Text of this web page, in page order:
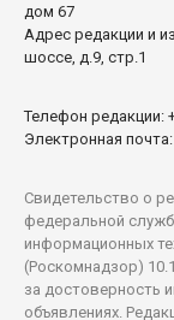
дом 67
Адрес редакции и
шоссе, д.9, стр.1
Телефон редакции:
Электронная почта:
Свидетельство о
федеральной
информационных
(Роскомнадзор)
за достоверность
объявлениях.